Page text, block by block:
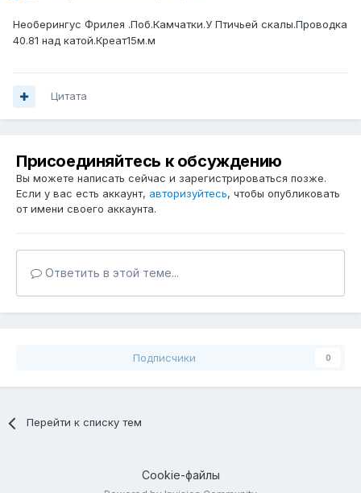
Необерингус Фрилея .Поб.Камчатки.У Птичьей скалы.Проводка
40.81 над катой.Креат15м.м
Цитата
Присоединяйтесь к обсуждению
Вы можете написать сейчас и зарегистрироваться позже.
Если у вас есть аккаунт, авторизуйтесь, чтобы опубликовать
от имени своего аккаунта.
Ответить в этой теме...
Подписчики 0
Перейти к списку тем
Cookie-файлы